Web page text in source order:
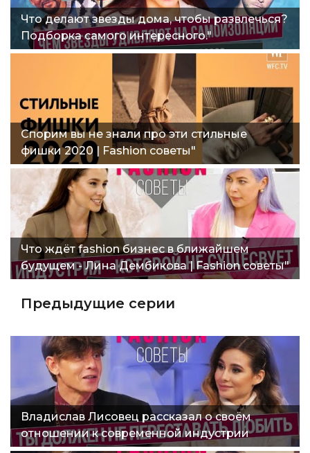
Что делают звезды дома, чтобы развлечься?
Подборка самого интересного."
Спорим вы не знали про эти стильные
фишки 2020 | Fashion советы"
Что ждёт fashion бизнес в ближайшем
будущем - Лина Дембикова | Fashion советы"
Предыдущие серии
Владислав Лисовец рассказал о своём
отношении к современной индустрии
моды"